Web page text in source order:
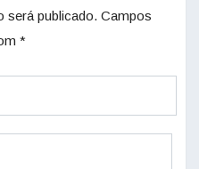
será publicado. Campos
*